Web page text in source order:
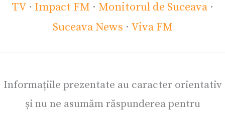
TV · Impact FM · Monitorul de Suceava ·
Suceava News · Viva FM
Informațiile prezentate au caracter orientativ
și nu ne asumăm răspunderea pentru